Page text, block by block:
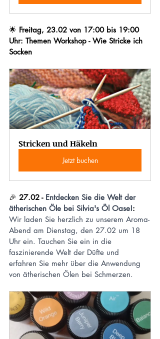
🌟 Freitag, 23.02 von 17:00 bis 19:00
Uhr: Themen Workshop - Wie Stricke ich
Socken
Stricken und Häkeln
Jetzt buchen
🎉 27.02 - Entdecken Sie die Welt der
ätherischen Öle bei Silvia's Öl Oase!:
Wir laden Sie herzlich zu unserem Aroma-
Abend am Dienstag, den 27.02 um 18
Uhr ein. Tauchen Sie ein in die
faszinierende Welt der Düfte und
erfahren Sie mehr über die Anwendung
von ätherischen Ölen bei Schmerzen.